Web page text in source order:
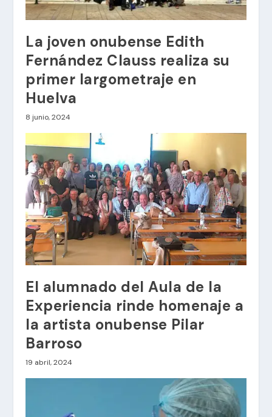
La joven onubense Edith
Fernández Clauss realiza su
primer largometraje en
Huelva
8 junio, 2024
El alumnado del Aula de la
Experiencia rinde homenaje a
la artista onubense Pilar
Barroso
19 abril, 2024